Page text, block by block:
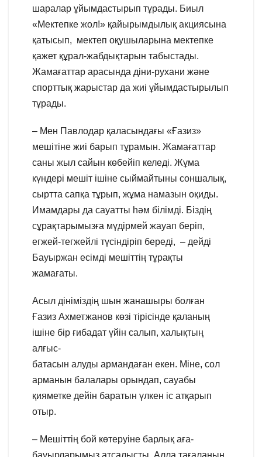
шаралар ұйымдастырып тұрады. Биыл
«Мектепке жол!» қайырымдылық акциясына
қатысып, мектеп оқушыларына мектепке
қажет құрал-жабдықтарын табыстады.
Жамағаттар арасында діни-рухани және
спорттық жарыстар да жиі ұйымдастырылып
тұрады.
– Мен Павлодар қаласындағы «Ғазиз»
мешітіне жиі барып тұрамын. Жамағаттар
саны жыл сайын көбейіп келеді. Жұма
күндері мешіт ішіне сыймайтыны соншалық,
сыртта сапқа тұрып, жұма намазын оқиды.
Имамдары да сауатты һәм білімді. Біздің
сұрақтарымызға мүдірмей жауап беріп,
егжей-тегжейлі түсіндіріп береді, – дейді
Бауыржан есімді мешіттің тұрақты
жамағаты.
Асыл дініміздің шын жанашыры болған
Ғазиз Ахметжанов көзі тірісінде қаланың
ішіне бір ғибадат үйін салып, халықтың
алғыс-
батасын алуды армандаған екен. Міне, сол
арманын балалары орындап, сауабы
қияметке дейін баратын үлкен іс атқарып
отыр.
– Мешіттің бой көтеруіне барлық аға-